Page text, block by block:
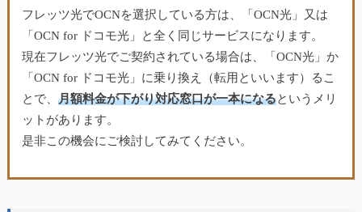
フレッツ光でOCNを選択している方は、「OCN光」又は
「OCN for ドコモ光」と全く同じサービスになります。
現在フレッツ光でご契約されている場合は、「OCN光」か
「OCN for ドコモ光」に乗り換え（転用といいます）るこ
とで、月額料金が下がり対応窓口が一本になるというメリ
ットがあります。
是非この機会にご検討してみてください。